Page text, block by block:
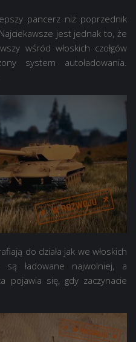
pancerz niż poprzednik
jest jednak to, że
wśród włoskich czołgów
system autoładowania.
do działa jak we włoskich
są ładowane najwolniej, a
pojawia się, gdy zaczynacie